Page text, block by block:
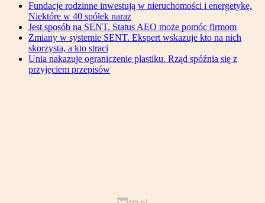
Fundacje rodzinne inwestują w nieruchomości i energetykę.
Niektóre w 40 spółek naraz
Jest sposób na SENT. Status AEO może pomóc firmom
Zmiany w systemie SENT. Ekspert wskazuje kto na nich
skorzysta, a kto straci
Unia nakazuje ograniczenie plastiku. Rząd spóźnia się z
przyjęciem przepisów